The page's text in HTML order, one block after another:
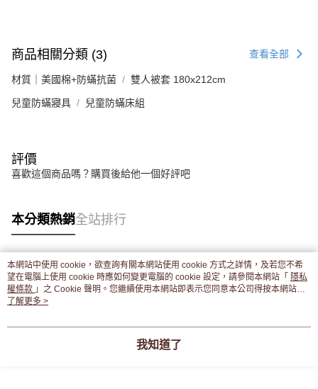
商品相關分類 (3) 查看全部
材質｜美國棉+防蟎抗菌 雙人被套 180x212cm
兒童防蟎寢具 兒童防蟎床組
評價
喜歡這個商品嗎？購買後給他一個好評吧
本分類熱銷全站排行
熱門標籤
本網站中使用 cookie，欲查詢有關本網站使用 cookie 方式之詳情，及若您不希
望在電腦上使用 cookie 時應如何變更電腦的 cookie 設定，請參閱本網站「 隱私
權條款 」之 Cookie 聲明。您繼續使用本網站即表示您同意本公司得按本網站使
用條款之 Cookie 聲明使用 cookie。
了解更多 >
我知道了